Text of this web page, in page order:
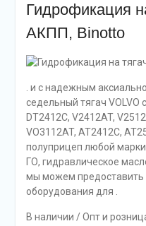
Гидрофикация
АКПП, Binotto
. и с надежным
седельный тягач VOLVO
DT2412C, V2412AT,
VO3112AT, AT2412C,
полуприцеп любой
ГО, гидравлическое
мы можем предоставить
оборудования для .
В наличии / Опт и